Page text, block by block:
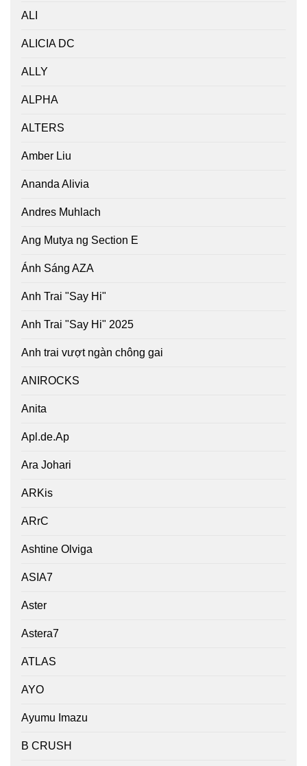
ALI
ALICIA DC
ALLY
ALPHA
ALTERS
Amber Liu
Ananda Alivia
Andres Muhlach
Ang Mutya ng Section E
Ánh Sáng AZA
Anh Trai "Say Hi"
Anh Trai "Say Hi" 2025
Anh trai vượt ngàn chông gai
ANIROCKS
Anita
Apl.de.Ap
Ara Johari
ARKis
ARrC
Ashtine Olviga
ASIA7
Aster
Astera7
ATLAS
AYO
Ayumu Imazu
B CRUSH